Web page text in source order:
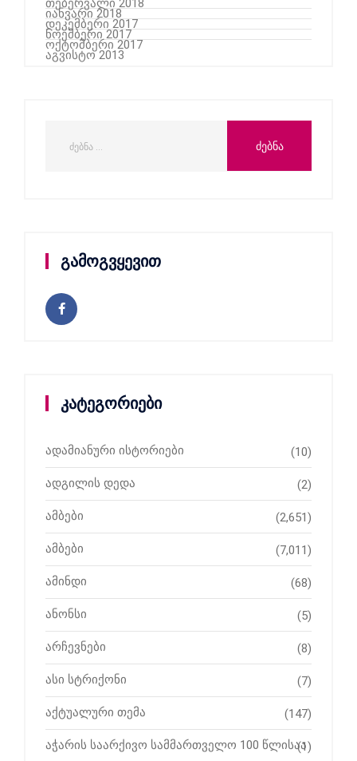
თებერვალი 2018
იანვარი 2018
დეკემბერი 2017
ნოემბერი 2017
ოქტომბერი 2017
აგვისტო 2013
გამოგვყევით
კატეგორიები
ადამიანური ისტორიები (10)
ადგილის დედა (2)
ამბები (2,651)
ამბები (7,011)
ამინდი (68)
ანონსი (5)
არჩევნები (8)
ასი სტრიქონი (7)
აქტუალური თემა (147)
აჭარის საარქივო სამმართველო 100 წლისაა
(1)